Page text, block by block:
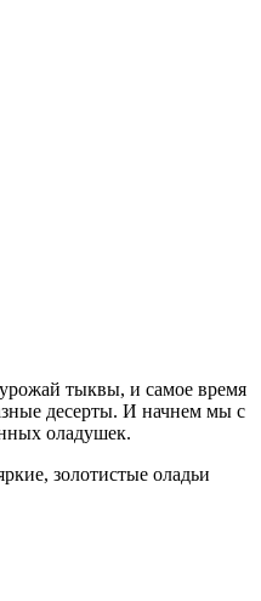
тыквы, и самое время
десерты. И начнем мы с
оладушек.
золотистые оладьи